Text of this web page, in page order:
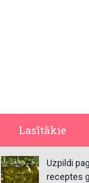
Lasītākie
Uzpildi
receptes